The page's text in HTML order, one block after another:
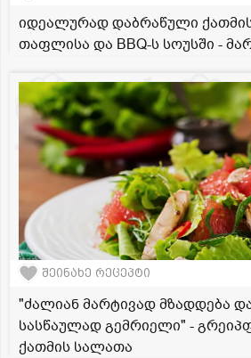
იდეალურად დაბრაწული
თაფლისა და BBQ-ს სოუსში -
შეინახე რეცეპტი
"ძალიან მარტივად მზადდება
სასწაულად გემრიელი" -
ქათმის სალათა